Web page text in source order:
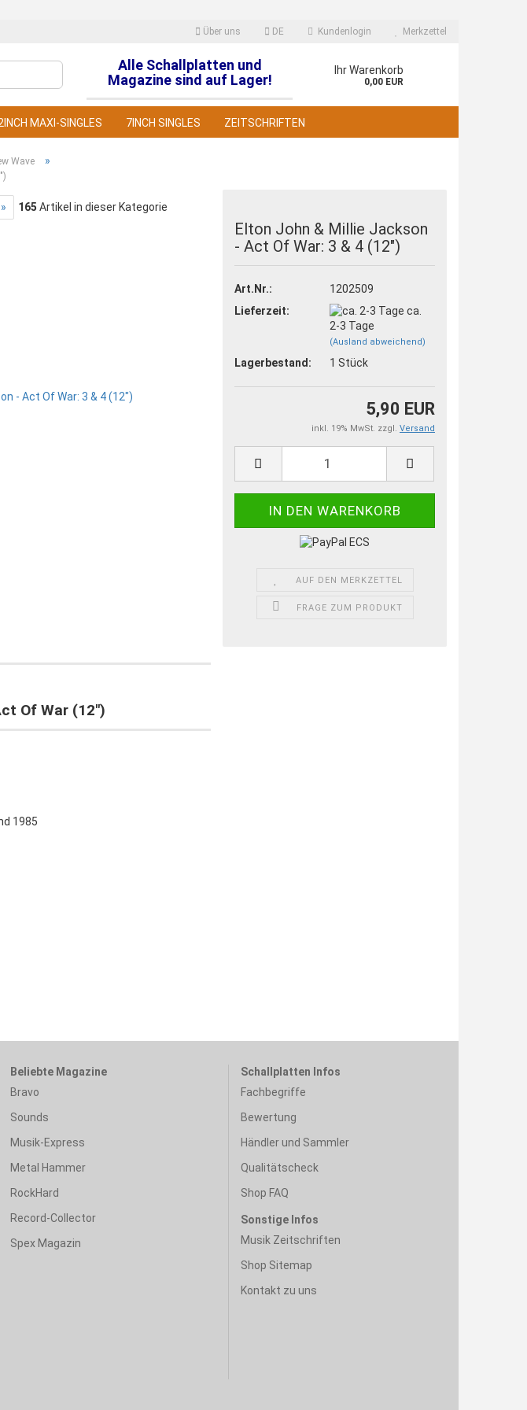
Über uns DE
Sprache auswählen
Kundenlogin Merkzettel
Alle Schallplatten und
Magazine sind auf Lager!
Ihr Warenkorb
0,00 EUR
MAXI-SINGLES 7INCH SINGLES ZEITSCHRIFTEN
Wave »
165 Artikel in dieser Kategorie
Elton John & Millie Jackson
- Act Of War: 3 & 4 (12")
Art.Nr.:
1202509
Lieferzeit:
ca.
2-3 Tage
(Ausland abweichend)
Lagerbestand: 1Stück
5,90 EUR
inkl. 19% MwSt. zzgl. Versand
AUF DEN MERKZETTEL
FRAGE ZUM PRODUKT
Of War (12")
1985
Beliebte Magazine
Bravo
Sounds
Musik-Express
Metal Hammer
RockHard
Record-Collector
Spex Magazin
Schallplatten Infos
Fachbegriffe
Bewertung
Händler und Sammler
Qualitätscheck
Shop FAQ
Sonstige Infos
Musik Zeitschriften
Shop Sitemap
Kontakt zu uns